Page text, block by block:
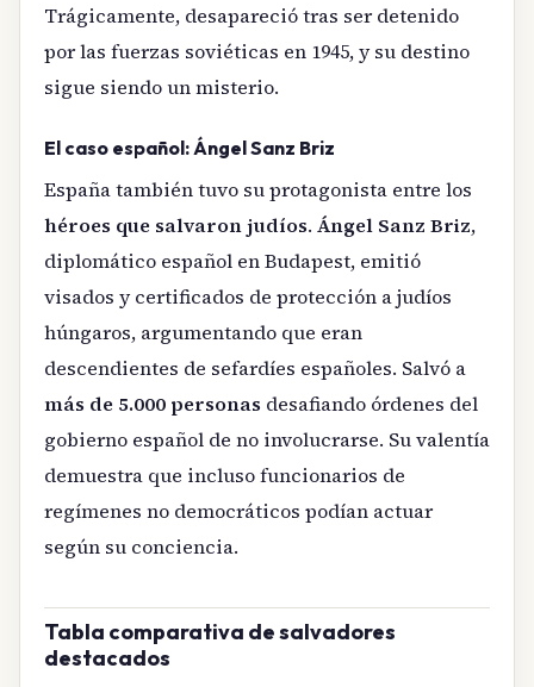
Trágicamente, desapareció tras ser detenido
por las fuerzas soviéticas en 1945, y su destino
sigue siendo un misterio.
El caso español: Ángel Sanz Briz
España también tuvo su protagonista entre los
héroes que salvaron judíos. Ángel Sanz Briz,
diplomático español en Budapest, emitió
visados y certificados de protección a judíos
húngaros, argumentando que eran
descendientes de sefardíes españoles. Salvó a
más de 5.000 personas desafiando órdenes del
gobierno español de no involucrarse. Su valentía
demuestra que incluso funcionarios de
regímenes no democráticos podían actuar
según su conciencia.
Tabla comparativa de salvadores
destacados